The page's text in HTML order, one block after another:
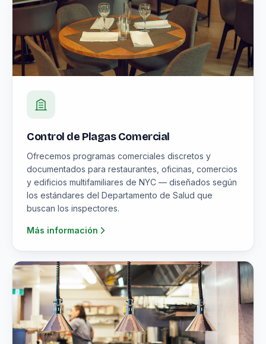
Control de Plagas Comercial
Ofrecemos programas comerciales discretos y
documentados para restaurantes, oficinas, comercios
y edificios multifamiliares de NYC — diseñados según
los estándares del Departamento de Salud que
buscan los inspectores.
Más información